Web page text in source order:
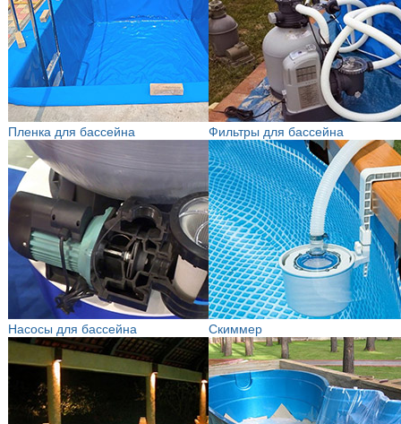
Пленка для бассейна Фильтры для бассейна
Насосы для бассейна Скиммер